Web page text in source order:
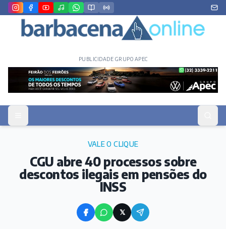
PUBLICIDADE GRUPO APEC
VALE O CLIQUE
CGU abre 40 processos sobre
descontos ilegais em pensões do
INSS
𝕏